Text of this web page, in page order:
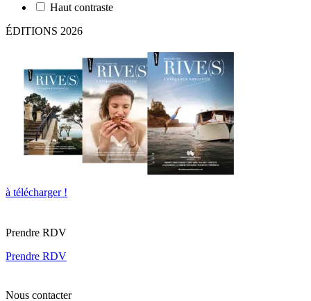
Haut contraste
ÉDITIONS 2026
à télécharger !
Prendre RDV
Prendre RDV
Nous contacter